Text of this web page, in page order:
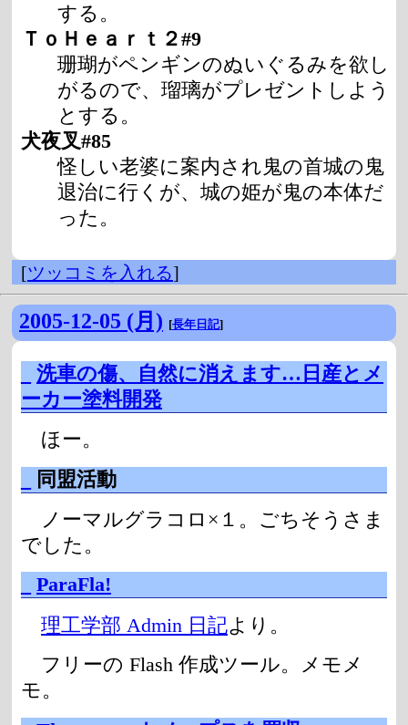
する。
ＴｏＨｅａｒｔ２#9
珊瑚がペンギンのぬいぐるみを欲し
がるので、瑠璃がプレゼントしよう
とする。
犬夜叉#85
怪しい老婆に案内され鬼の首城の鬼
退治に行くが、城の姫が鬼の本体だ
った。
[ツッコミを入れる]
2005-12-05 (月) [長年日記]
洗車の傷、自然に消えます…日産とメ
ーカー塗料開発
ほー。
同盟活動
ノーマルグラコロ×１。ごちそうさま
でした。
ParaFla!
理工学部 Admin 日記より。
フリーの Flash 作成ツール。メモメ
モ。